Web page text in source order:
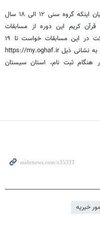
مدیرکل اداره اوقاف و امور خیریه استان با بیان اینکه گروه سنی ۱۲ الی ۱۸ سال
کریم این دوره از مسابقات
سراسری، شرکت کنند، از علاقمندان به شرکت در این مسابقات خواست تا ۱۹
خردادماه با مراجعه به تارنمایی سازمان اوقاف به نشانی ذیل https://my.oghaf.ir
ثبت نام، استان سیستان
خیریه